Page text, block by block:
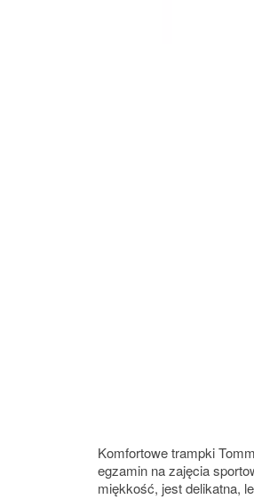
Komfortowe trampki
egzamin na zajęcia
miękkość, jest delikatna,